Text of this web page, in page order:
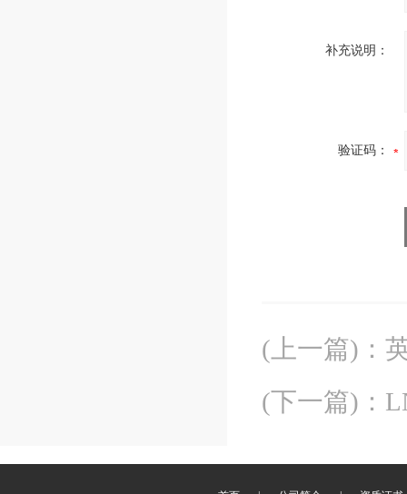
补充说明：
验证码：
(上一篇) ：
(下一篇) ：